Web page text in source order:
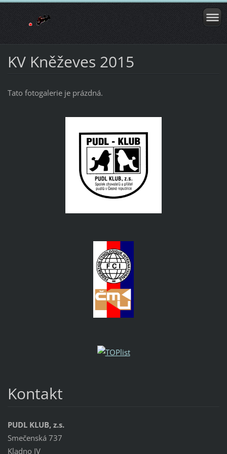
KV Kněževes 2015
Tato fotogalerie je prázdná.
Kontakt
PUDL KLUB, z.s.
Smečenská 737
Kladno IV